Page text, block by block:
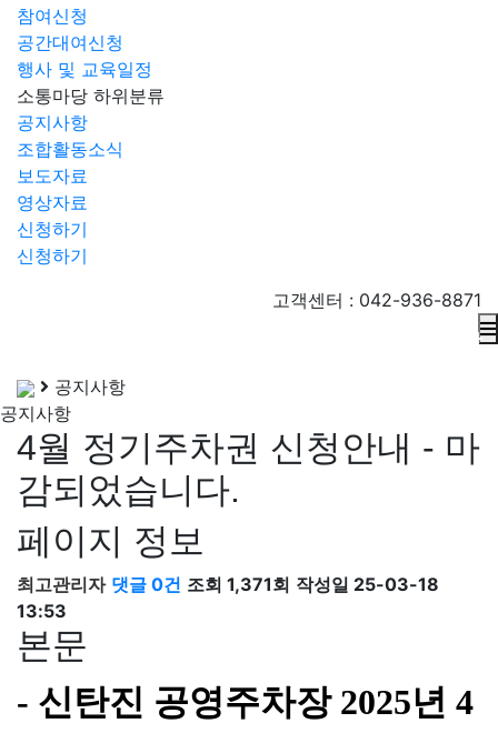
참여신청
공간대여신청
행사 및 교육일정
소통마당 하위분류
공지사항
조합활동소식
보도자료
영상자료
신청하기
신청하기
고객센터 : 042-936-8871
공지사항
공지사항
4월 정기주차권 신청안내 - 마
감되었습니다.
페이지 정보
최고관리자 댓글 0건 조회 1,371회 작성일 25-03-18
13:53
본문
- 신탄진 공영주차장2025년 4